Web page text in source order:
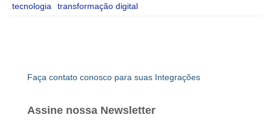
tecnologia
transformação digital
Faça contato conosco para suas Integrações
Assine nossa Newsletter